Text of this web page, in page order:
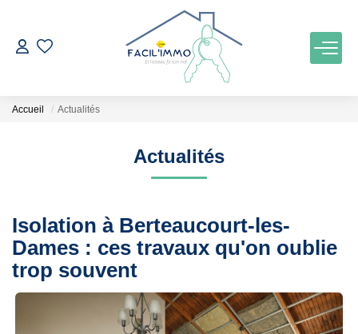
ACCUEIL
ESTIMATION
NOTRE AGENCE
Qui Sommes Nous
Nos Services
Accueil Actualités
Actualités
Isolation à Berteaucourt-les-
Dames : ces travaux qu'on oublie
trop souvent